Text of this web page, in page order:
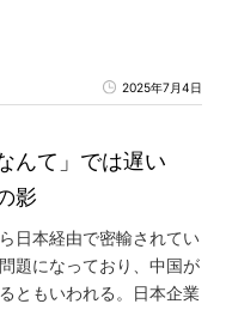
2025年7月4日
んて」では遅い
影
日本経由で密輸されてい
題になっており、中国が
ともいわれる。日本企業